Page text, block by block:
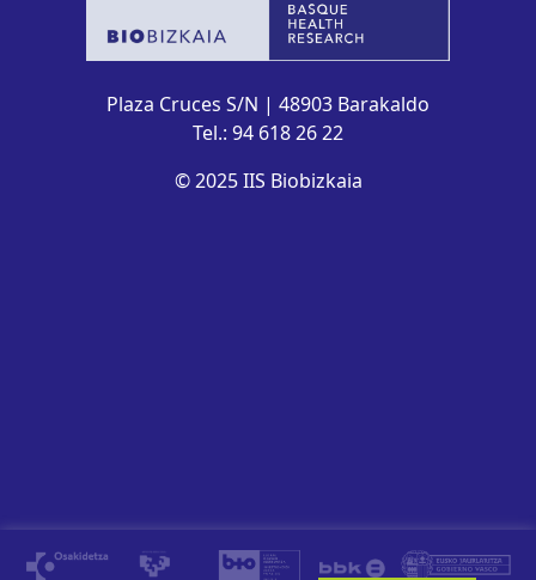
Plaza Cruces S/N | 48903 Barakaldo
Tel.: 94 618 26 22
© 2025 IIS Biobizkaia